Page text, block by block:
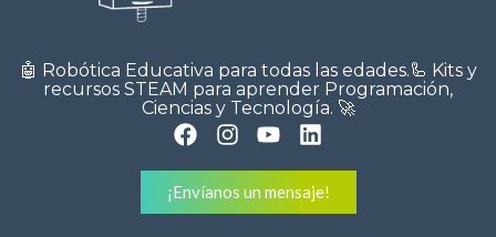
🤖 Robótica Educativa para todas las edades.🦾 Kits y
recursos STEAM para aprender Programación,
Ciencias y Tecnología. 🚀
¡Envíanos un mensaje!